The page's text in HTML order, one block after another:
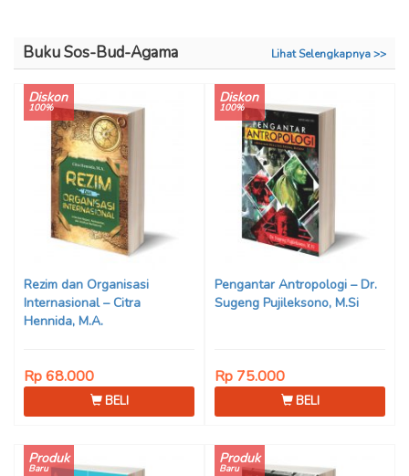
Buku Sos-Bud-Agama Lihat Selengkapnya >>
Diskon
100%
Rezim dan Organisasi
Internasional – Citra
Hennida, M.A.
Rp 68.000
BELI
Diskon
100%
Pengantar Antropologi – Dr.
Sugeng Pujileksono, M.Si
Rp 75.000
BELI
Produk
Baru
Produk
Baru